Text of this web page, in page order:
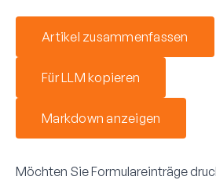
Artikel zusammenfassen
Für LLM kopieren
Markdown anzeigen
Möchten Sie Formulareinträge